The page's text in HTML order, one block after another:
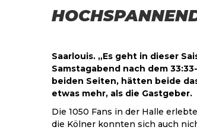
Saarlouis. „Es geht in dieser
Samstagabend nach dem
beiden Seiten, hätten beide
etwas mehr, als die Gastgeber.
Die 1050 Fans in der Halle
die Kölner konnten sich auch